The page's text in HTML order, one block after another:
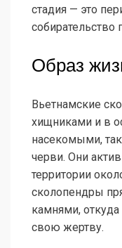
стадия — это
собирательство
Образ
Вьетнамские
хищниками и в
насекомыми,
черви. Они
территории
сколопендры
камнями,
свою жертву.